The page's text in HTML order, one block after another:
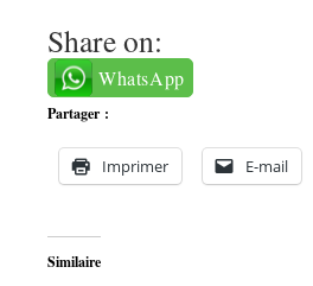
Share on:
WhatsApp
Partager :
Imprimer E-mail
Similaire